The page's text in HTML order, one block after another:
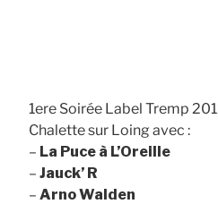
1ere Soirée Label Tremp
Chalette sur Loing avec :
– La Puce à L’Oreille
– Jauck’ R
– Arno Walden